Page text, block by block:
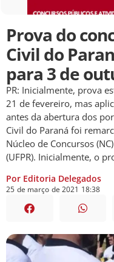
Prova do
Civil do
para 3 de
PR: Inicialmente, prova
21 de fevereiro, mas
antes da abertura dos
Civil do Paraná foi
Núcleo de Concursos
(UFPR). Inicialmente, o
Por Editoria Delegados
25 de março de 2021 18:38